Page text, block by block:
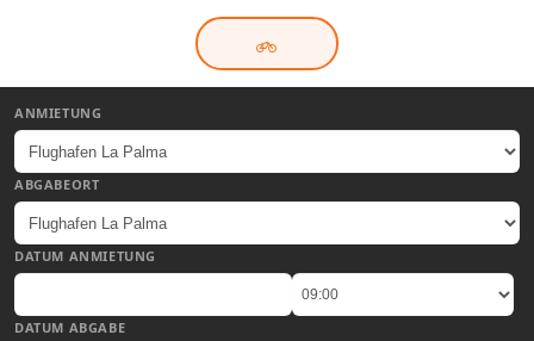
ANMIETUNG
ABGABEORT
DATUM ANMIETUNG
DATUM ABGABE